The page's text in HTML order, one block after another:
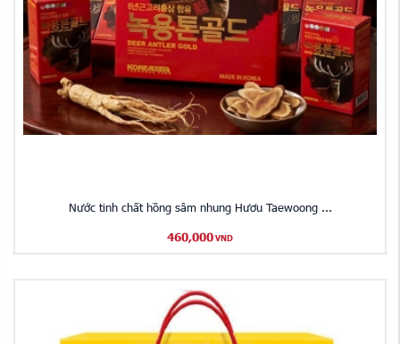
Nước tinh chất hồng sâm nhung Hươu Taewoong ...
460,000 VND